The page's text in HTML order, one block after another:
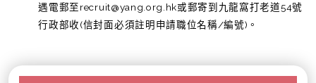
遇電郵至recruit@yang.org.hk或郵寄到九龍窩打老道54號
行政部收(信封面必須註明申請職位名稱/編號)。